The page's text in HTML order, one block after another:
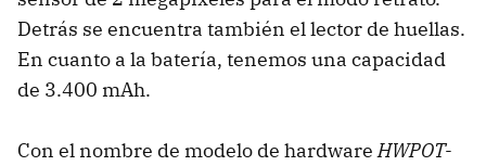
Detrás se encuentra también el lector de huellas.
En cuanto a la batería, tenemos una capacidad
de 3.400 mAh.
Con el nombre de modelo de hardwareHWPOT-